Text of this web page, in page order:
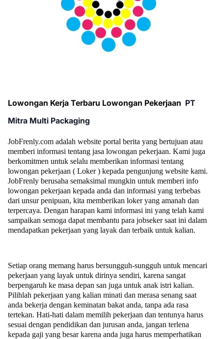
Lowongan Kerja Terbaru Lowongan Pekerjaan PT
Mitra Multi Packaging
JobFrenly.com adalah website portal berita yang bertujuan atau
memberi informasi tentang jasa lowongan pekerjaan. Kami juga
berkomitmen untuk selalu memberikan informasi tentang
lowongan pekerjaan ( Loker ) kepada pengunjung website kami.
JobFrenly berusaha semaksimal mungkin untuk memberi info
lowongan pekerjaan kepada anda dan informasi yang terbebas
dari unsur penipuan, kita memberikan loker yang amanah dan
terpercaya. Dengan harapan kami informasi ini yang telah kami
sampaikan semoga dapat membantu para jobseker saat ini dalam
mendapatkan pekerjaan yang layak dan terbaik untuk kalian.
Setiap orang memang harus bersungguh-sungguh untuk mencari
pekerjaan yang layak untuk dirinya sendiri, karena sangat
berpengaruh ke masa depan san juga untuk anak istri kalian.
Pilihlah pekerjaan yang kalian minati dan merasa senang saat
anda bekerja dengan keminatan bakat anda, tanpa ada rasa
tertekan. Hati-hati dalam memilih pekerjaan dan tentunya harus
sesuai dengan pendidikan dan jurusan anda, jangan terlena
kepada gaji yang besar karena anda juga harus memperhatikan